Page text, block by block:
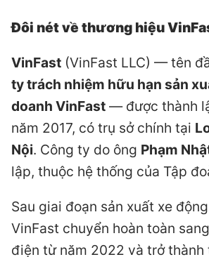
Đôi nét về thương hiệu
VinFast (VinFast LLC) — tên
ty trách nhiệm hữu hạn sản
doanh VinFast — được thành
năm 2017, có trụ sở chính tại
Nội. Công ty do ông Phạm
lập, thuộc hệ thống của Tập
Sau giai đoạn sản xuất xe
VinFast chuyển hoàn toàn
điện từ năm 2022 và trở thành